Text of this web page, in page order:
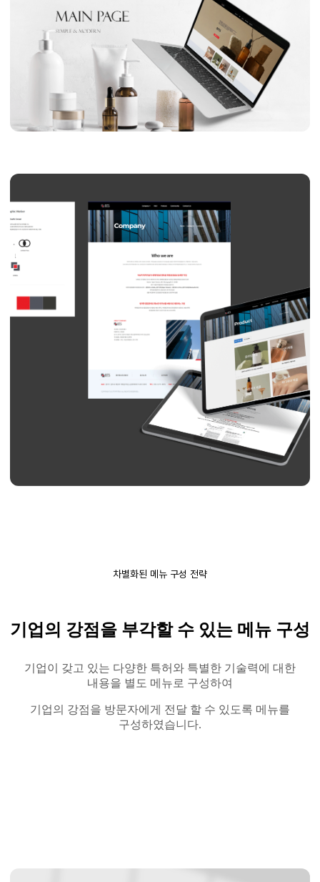
차별화된 메뉴 구성 전략
기업의 강점을 부각할 수 있는 메뉴 구성
기업이 갖고 있는 다양한 특허와 특별한 기술력에 대한
내용을 별도 메뉴로 구성하여
기업의 강점을 방문자에게 전달 할 수 있도록 메뉴를
구성하였습니다.